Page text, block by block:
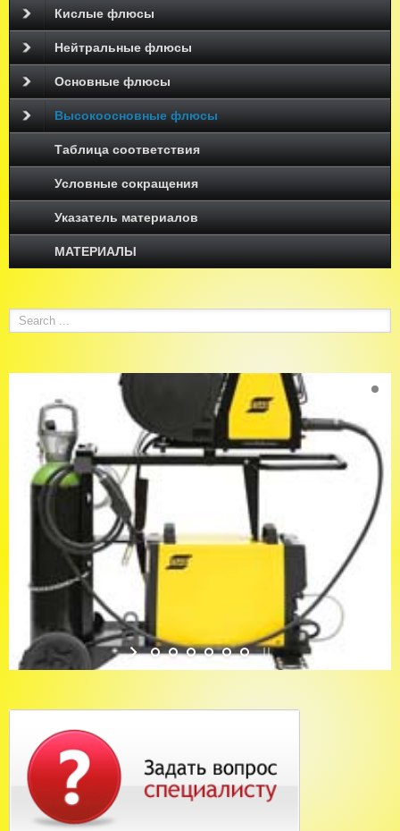
Кислые флюсы
Нейтральные флюсы
Основные флюсы
Высокоосновные флюсы
Таблица соответствия
Условные сокращения
Указатель материалов
МАТЕРИАЛЫ